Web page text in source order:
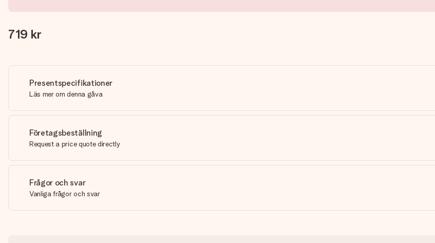
719 kr
Presentspecifikationer
Läs mer om denna gåva
Företagsbeställning
Request a price quote directly
Frågor och svar
Vanliga frågor och svar